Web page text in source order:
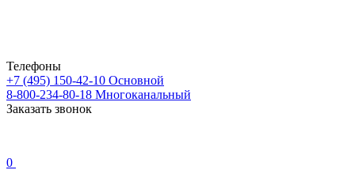
Телефоны
+7 (495) 150-42-10 Основной
8-800-234-80-18 Многоканальный
Заказать звонок
0